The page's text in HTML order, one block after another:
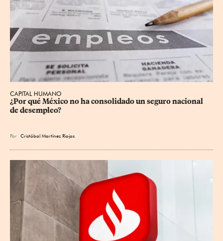
CAPITAL HUMANO
¿Por qué México no ha consolidado un seguro nacional
de desempleo?
Por Cristóbal Martínez Riojas